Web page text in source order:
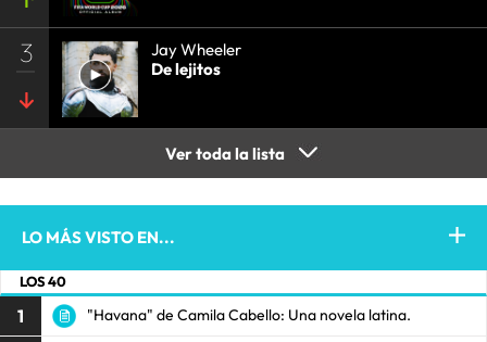
3
Jay Wheeler
De lejitos
Ver toda la lista
LO MÁS VISTO EN...
LOS 40
1 "Havana" de Camila Cabello: Una novela latina.